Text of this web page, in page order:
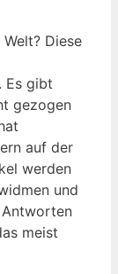
Diese
Es gibt
gezogen
auf der
werden
und
meist